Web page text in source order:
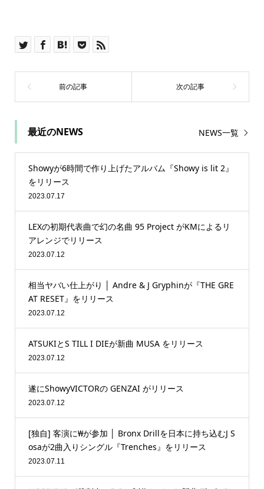
最近のNEWS NEWS一覧
Showyが6時間で作り上げたアルバム『Showy is lit 2』
をリリース
2023.07.17
LEXの初期代表曲で幻の名曲 95 Project がKMによるリ
アレンジでリリース
2023.07.12
相当ヤバい仕上がり │ Andre & J Gryphinが『THE GRE
AT RESET』をリリース
2023.07.12
ATSUKIとS TILL I DIEが新曲 MUSA をリリース
2023.07.12
遂にShowyVICTORの GENZAI がリリース
2023.07.12
[独自] 客演に₩が参加 │ Bronx Drillを日本に持ち込むJ S
osaが2曲入りシングル『Trenches』をリリース
2023.07.11